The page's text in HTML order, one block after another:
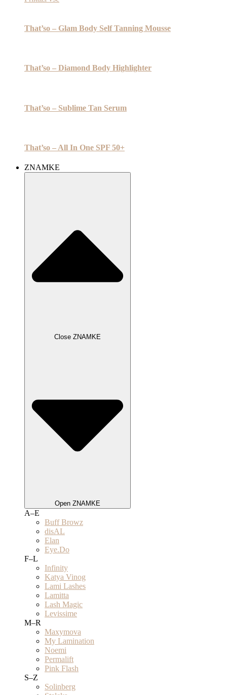
That’so – Glam Body Self Tanning Mousse
That’so – Diamond Body Highlighter
That’so – Sublime Tan Serum
That’so – All In One SPF 50+
ZNAMKE
Close ZNAMKE
Open ZNAMKE
A–E
Buff Browz
disAL
Elan
Eye.Do
F–L
Infinity
Katya Vinog
Lami Lashes
Lamitta
Lash Magic
Levissime
M–R
Maxymova
My Lamination
Noemi
Permalift
Pink Flash
S–Z
Solinberg